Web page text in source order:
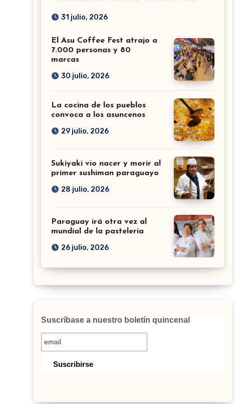
31 julio, 2026
El Asu Coffee Fest atrajo a
7.000 personas y 80
marcas
30 julio, 2026
La cocina de los pueblos
convoca a los asuncenos
29 julio, 2026
Sukiyaki vio nacer y morir al
primer sushiman paraguayo
28 julio, 2026
Paraguay irá otra vez al
mundial de la pastelería
26 julio, 2026
Suscríbase a nuestro boletín quincenal